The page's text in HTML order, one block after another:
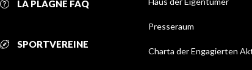
LA PLAGNE FAQ
SPORTVEREINE
Presseraum
Charta der Engagierten